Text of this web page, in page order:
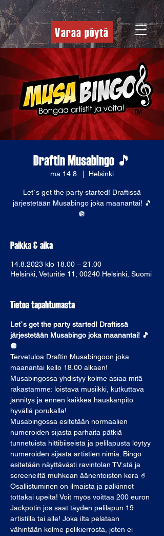
Varaa pöytä
Draftin Musabingo 🎵
ma 14.8. Helsinki
Let`s get the party started! Draftissä
järjestetään Musabingo joka maanantai! 🎵
Paikka & aika
14.8.2023 klo 18.00 – 21.00
Helsinki, Veturitie 11, 00240 Helsinki, Suomi
Tietoa tapahtumasta
Let`s get the party started! Draftissä
järjestetään Musabingo joka maanantai! 🎵
🪩
Tervetuloa Draftin Musabingoon joka
maanantai kello 18.00 alkaen!
Musabingossa yhdistyy kolme asiaa mitä
rakastamme: loistava musiikki, kutkuttava
jännitys ja ennen kaikkea hauskanpito
hyvällä porukalla!
Musabingossa esitetään normaalien
numeroiden sijasta parhaita pätkiä
tunnetuista hittibiiseistä ja pelilapusta löytyy
numeroiden sijasta artistien nimiä. Bingo
esitetään näyttävästi ravintolan TV:stä ja
screeneiltä muhkean äänentoiston kera 🤌
Osallistuminen on ilmaista ja palkinnot
tottakai upeita! Voit myös voittaa 200 euron
Jackpotin jos saat täyden pelilapun 19
artistilla tai alle! Joka ilta pelataan
vähintään kolme pelikierrosta, joten ei